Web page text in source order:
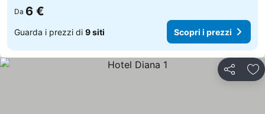
Da 6 €
Guarda i prezzi di 9 siti Scopri i prezzi
Condividi